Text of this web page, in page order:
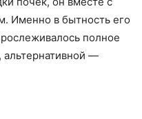
Именно в бытность его
полное
—